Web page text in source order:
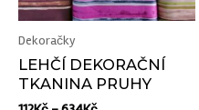
Dekoračky
LEHČÍ DEKORAČNÍ
TKANINA PRUHY